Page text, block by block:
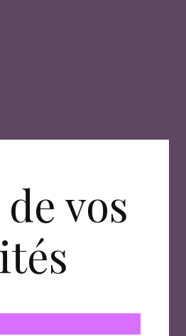
vos